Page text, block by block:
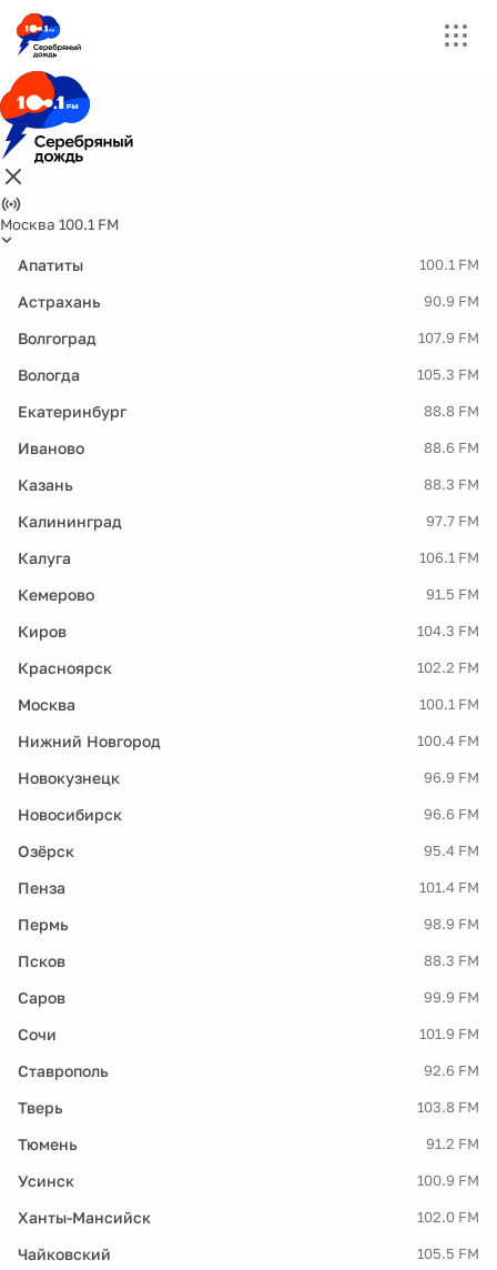
Москва 100.1 FM
Апатиты 100.1 FM
Астрахань 90.9 FM
Волгоград 107.9 FM
Вологда 105.3 FM
Екатеринбург 88.8 FM
Иваново 88.6 FM
Казань 88.3 FM
Калининград 97.7 FM
Калуга 106.1 FM
Кемерово 91.5 FM
Киров 104.3 FM
Красноярск 102.2 FM
Москва 100.1 FM
Нижний Новгород 100.4 FM
Новокузнецк 96.9 FM
Новосибирск 96.6 FM
Озёрск 95.4 FM
Пенза 101.4 FM
Пермь 98.9 FM
Псков 88.3 FM
Саров 99.9 FM
Сочи 101.9 FM
Ставрополь 92.6 FM
Тверь 103.8 FM
Тюмень 91.2 FM
Усинск 100.9 FM
Ханты-Мансийск 102.0 FM
Чайковский 105.5 FM